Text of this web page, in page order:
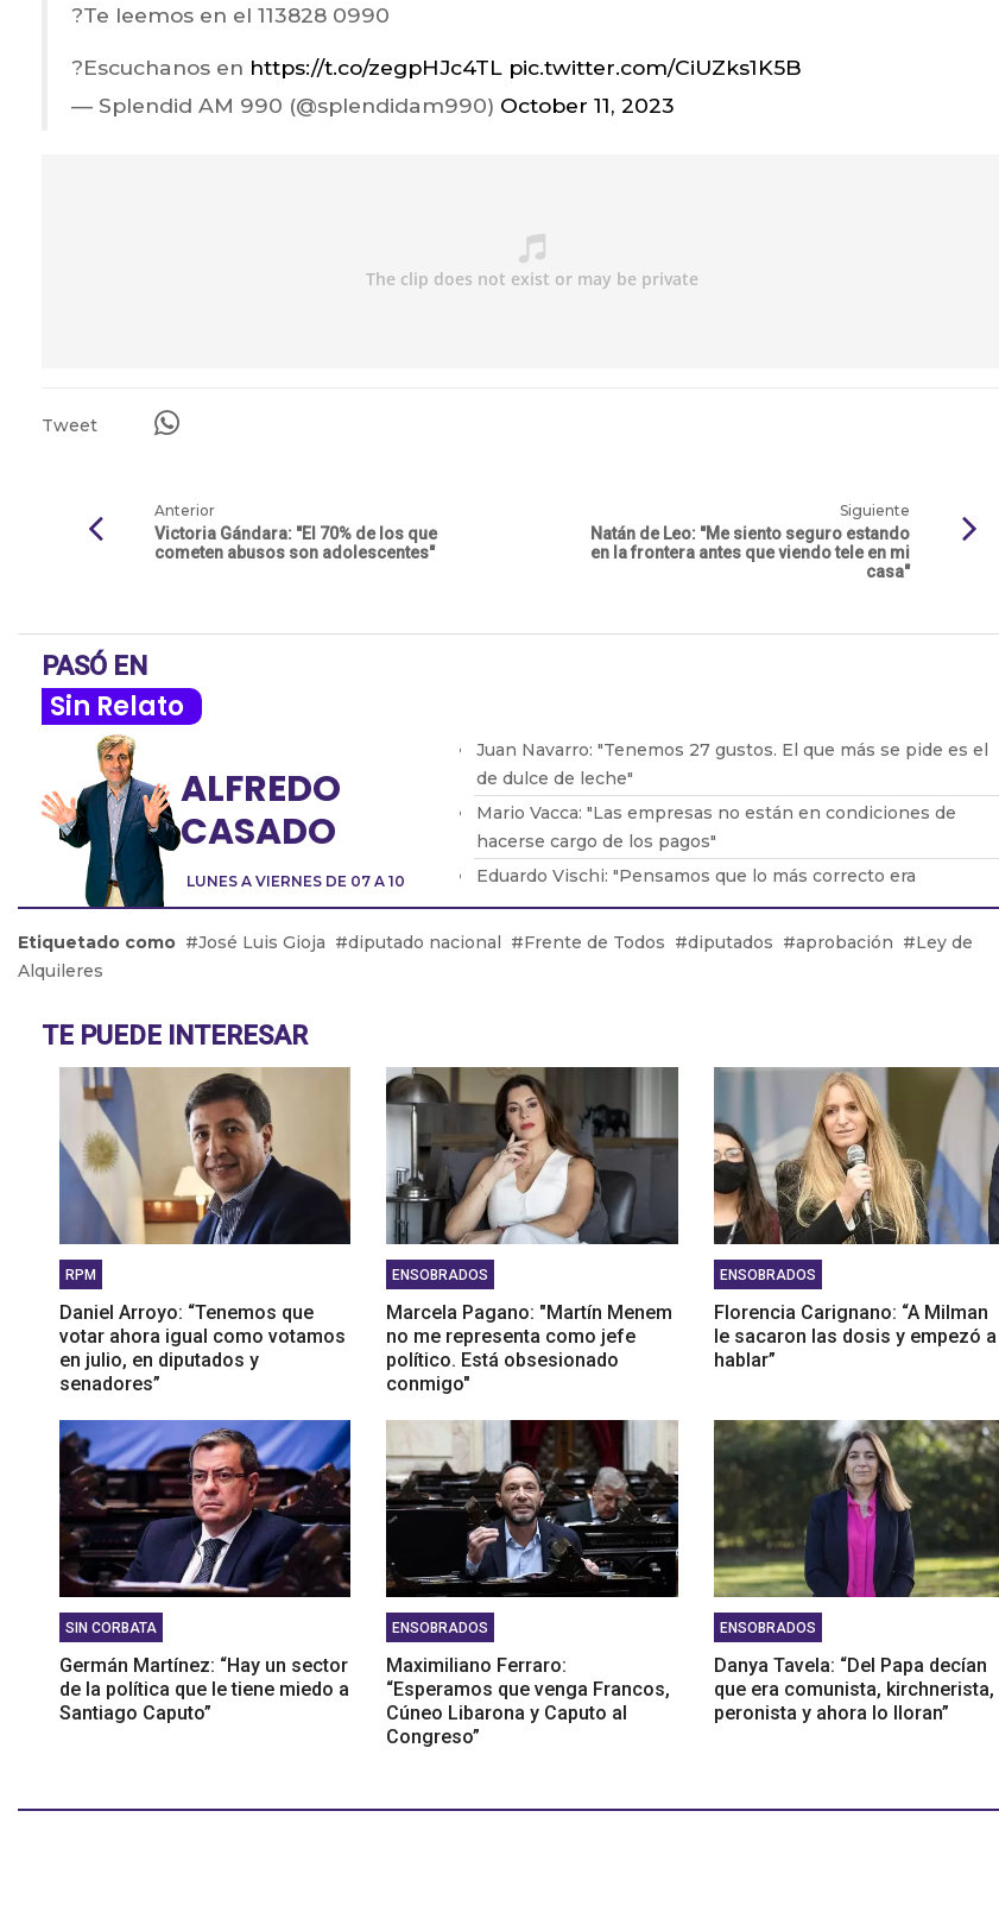
?Te leemos en el 113828 0990
?Escuchanos en https://t.co/zegpHJc4TL pic.twitter.com/CiUZks1K5B
— Splendid AM 990 (@splendidam990) October 11, 2023
Tweet
Anterior
Victoria Gándara: "El 70% de los que
cometen abusos son adolescentes"
Siguiente
Natán de Leo: "Me siento seguro estando
en la frontera antes que viendo tele en mi
casa"
PASÓ EN
Sin Relato
LUNES A VIERNES DE 07 A 10
ALFREDO
CASADO
Juan Navarro: "Tenemos 27 gustos. El que más se pide es el
de dulce de leche"
Mario Vacca: "Las empresas no están en condiciones de
hacerse cargo de los pagos"
Eduardo Vischi: "Pensamos que lo más correcto era
modificar el DNU, no tirarlo abajo"
Lic. Eduardo Lavorato: "Que los padres consuman con sus
Etiquetado como José Luis Gioja diputado nacional Frente de Todos diputados aprobación
Ley de
Alquileres
TE PUEDE INTERESAR
RPM
Daniel Arroyo: “Tenemos que
votar ahora igual como votamos
en julio, en diputados y
senadores”
ENSOBRADOS
Marcela Pagano: "Martín Menem
no me representa como jefe
político. Está obsesionado
conmigo"
ENSOBRADOS
Florencia Carignano: “A Milman
le sacaron las dosis y empezó a
hablar”
SIN CORBATA
Germán Martínez: “Hay un sector
de la política que le tiene miedo a
Santiago Caputo”
ENSOBRADOS
Maximiliano Ferraro:
“Esperamos que venga Francos,
Cúneo Libarona y Caputo al
Congreso”
ENSOBRADOS
Danya Tavela: “Del Papa decían
que era comunista, kirchnerista,
peronista y ahora lo lloran”